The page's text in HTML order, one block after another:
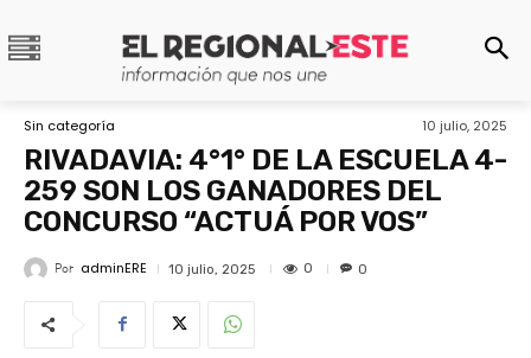
Sin categoría 10 julio, 2025
RIVADAVIA: 4°1° DE LA ESCUELA 4-
259 SON LOS GANADORES DEL
CONCURSO “ACTUÁ POR VOS”
Por adminERE 10 julio, 2025 0 0